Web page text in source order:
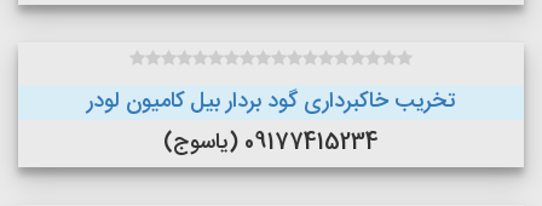
تخریب خاکبرداری گود بردار بیل کامیون لودر
09177415234 (یاسوج)